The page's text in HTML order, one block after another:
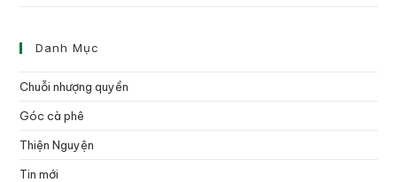
Danh Mục
Chuỗi nhượng quyền
Góc cà phê
Thiện Nguyện
Tin mới